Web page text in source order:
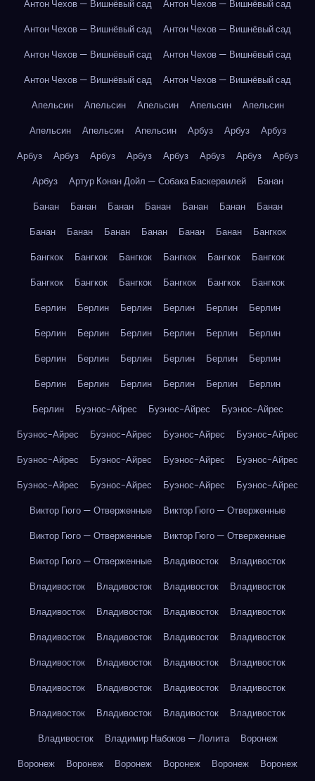
Антон Чехов — Вишнёвый сад
Антон Чехов — Вишнёвый сад
Антон Чехов — Вишнёвый сад
Антон Чехов — Вишнёвый сад
Антон Чехов — Вишнёвый сад
Антон Чехов — Вишнёвый сад
Антон Чехов — Вишнёвый сад
Антон Чехов — Вишнёвый сад
Апельсин
Апельсин Апельсин Апельсин
Апельсин
Апельсин
Апельсин Апельсин Арбуз Арбуз
Арбуз
Арбуз
Арбуз Арбуз Арбуз Арбуз Арбуз Арбуз
Арбуз
Арбуз
Артур Конан Дойл — Собака Баскервилей
Банан
Банан
Банан Банан Банан Банан Банан
Банан
Банан
Банан Банан Банан Банан Банан
Бангкок
Бангкок
Бангкок Бангкок Бангкок Бангкок
Бангкок
Бангкок
Бангкок Бангкок Бангкок Бангкок
Бангкок
Берлин
Берлин Берлин Берлин Берлин
Берлин
Берлин
Берлин Берлин Берлин Берлин
Берлин
Берлин
Берлин Берлин Берлин Берлин
Берлин
Берлин
Берлин Берлин Берлин Берлин
Берлин
Берлин
Буэнос-Айрес Буэнос-Айрес
Буэнос-Айрес
Буэнос-Айрес
Буэнос-Айрес Буэнос-Айрес
Буэнос-Айрес
Буэнос-Айрес
Буэнос-Айрес Буэнос-Айрес
Буэнос-Айрес
Буэнос-Айрес
Буэнос-Айрес Буэнос-Айрес
Буэнос-Айрес
Виктор Гюго — Отверженные
Виктор Гюго — Отверженные
Виктор Гюго — Отверженные
Виктор Гюго — Отверженные
Виктор Гюго — Отверженные
Владивосток
Владивосток
Владивосток
Владивосток Владивосток
Владивосток
Владивосток
Владивосток Владивосток
Владивосток
Владивосток
Владивосток Владивосток
Владивосток
Владивосток
Владивосток Владивосток
Владивосток
Владивосток
Владивосток Владивосток
Владивосток
Владивосток
Владивосток Владивосток
Владивосток
Владивосток
Владимир Набоков — Лолита
Воронеж
Воронеж
Воронеж Воронеж Воронеж Воронеж
Воронеж